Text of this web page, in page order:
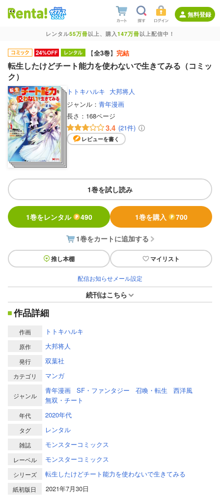
無料登録
レンタル55万冊以上、購入147万冊以上配信中！
【全3巻】 完結
転生したけどチート能力を使わないで生きてみる（コミッ
ク）
トトキハルキ 大邦将人
ジャンル： 青年漫画
長さ： 168ページ
3.4 (21件)
レビューを書く
1巻を試し読み
1巻をレンタル 490 1巻を購入 700
1巻をカートに追加する
推し本棚 マイリスト
配信お知らせメール設定
続刊はこちら
作品詳細
作画 トトキハルキ
原作 大邦将人
発行 双葉社
カテゴリ マンガ
ジャンル
青年漫画 SF・ファンタジー 召喚・転生
西洋風
無双・チート
年代 2020年代
タグ レンタル
雑誌 モンスターコミックス
レーベル モンスターコミックス
シリーズ 転生したけどチート能力を使わないで生きてみる
紙初版日
2021年7月30日